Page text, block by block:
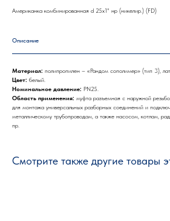
Американка комбинированная d 25х1" нр (никелир.) (FD)
Описание
Материал: полипропилен – «Рандом сополимер» (тип 3),
Цвет: белый.
Номинальное давление: PN25.
Область применения: муфта разъемная с наружной
для монтажа универсальных разборных соединений и
металлическому трубопроводам, а также насосом, котлам,
пр.
Смотрите также другие товары